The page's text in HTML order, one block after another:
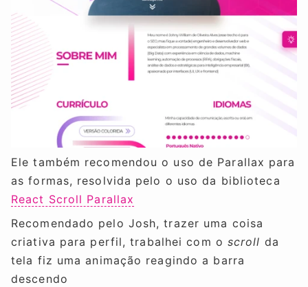
Ele também recomendou o uso de Parallax para
as formas, resolvida pelo o uso da biblioteca
React Scroll Parallax
Recomendado pelo Josh, trazer uma coisa
criativa para perfil, trabalhei com o scroll da
tela fiz uma animação reagindo a barra
descendo